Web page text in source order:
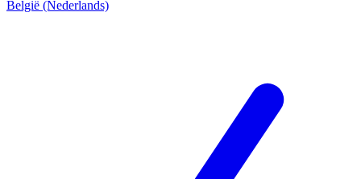
België (Nederlands)